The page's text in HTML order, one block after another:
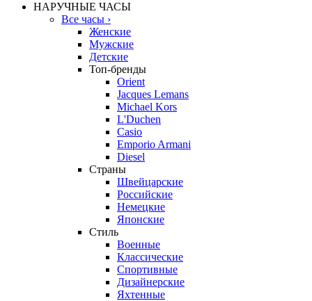
НАРУЧНЫЕ ЧАСЫ
Все часы ›
Женские
Мужские
Детские
Топ-бренды
Orient
Jacques Lemans
Michael Kors
L'Duchen
Casio
Emporio Armani
Diesel
Страны
Швейцарские
Российские
Немецкие
Японские
Стиль
Военные
Классические
Спортивные
Дизайнерские
Яхтенные